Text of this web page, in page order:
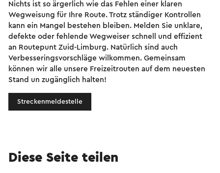
Nichts ist so ärgerlich wie das Fehlen einer klaren
Wegweisung für Ihre Route. Trotz ständiger Kontrollen
kann ein Mangel bestehen bleiben. Melden Sie unklare,
defekte oder fehlende Wegweiser schnell und effizient
an Routepunt Zuid-Limburg. Natürlich sind auch
Verbesseringsvorschläge wilkommen. Gemeinsam
können wir alle unsere Freizeitrouten auf dem neuesten
Stand un zugänglich halten!
Streckenmeldestelle
Diese Seite teilen